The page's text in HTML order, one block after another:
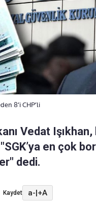
8’i CHP’li
Vedat
en çok
dedi.
Kaydet a-|+A